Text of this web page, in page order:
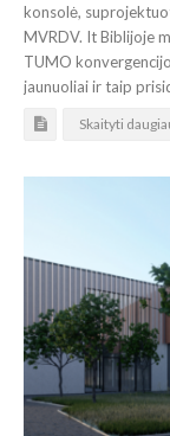
konsolė,
MVRDV. It Biblijoje
TUMO
jaunuoliai ir taip
Skaityti